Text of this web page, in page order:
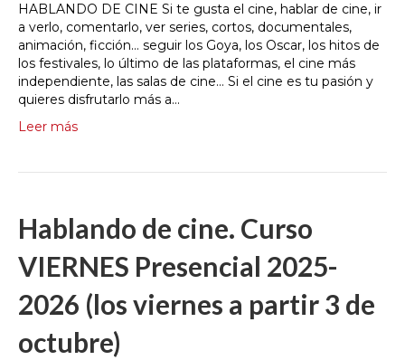
HABLANDO DE CINE Si te gusta el cine, hablar de cine, ir
a verlo, comentarlo, ver series, cortos, documentales,
animación, ficción… seguir los Goya, los Oscar, los hitos de
los festivales, lo último de las plataformas, el cine más
independiente, las salas de cine… Si el cine es tu pasión y
quieres disfrutarlo más a…
Leer más
Hablando de cine. Curso
VIERNES Presencial 2025-
2026 (los viernes a partir 3 de
octubre)